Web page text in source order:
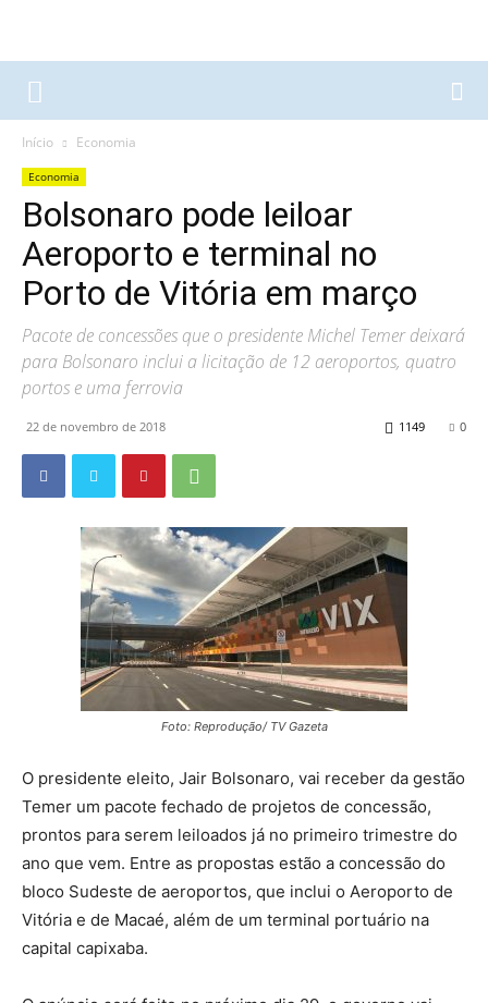
Início Economia
Economia
Bolsonaro pode leiloar
Aeroporto e terminal no
Porto de Vitória em março
Pacote de concessões que o presidente Michel Temer deixará
para Bolsonaro inclui a licitação de 12 aeroportos, quatro
portos e uma ferrovia
22 de novembro de 2018 0
1149
Foto: Reprodução/ TV Gazeta
O presidente eleito, Jair Bolsonaro, vai receber da gestão
Temer um pacote fechado de projetos de concessão,
prontos para serem leiloados já no primeiro trimestre do
ano que vem. Entre as propostas estão a concessão do
bloco Sudeste de aeroportos, que inclui o Aeroporto de
Vitória e de Macaé, além de um terminal portuário na
capital capixaba.